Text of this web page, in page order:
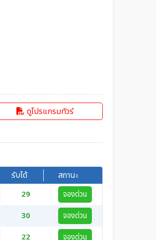
ดูโปรแกรมทัวร์
รับได้ สถานะ
29
จองด่วน
30
จองด่วน
22
จองด่วน